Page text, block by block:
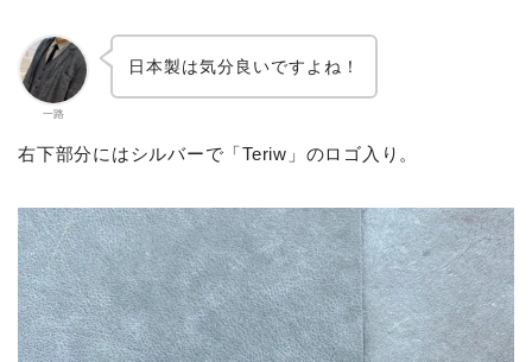
一路
日本製は気分良いですよね！
右下部分にはシルバーで「Teriw」のロゴ入り。